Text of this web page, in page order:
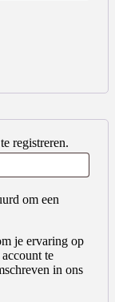
registreren.
om een
je ervaring op
te
in ons